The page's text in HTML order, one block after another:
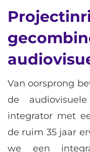
Van oorsprong
de
integrator met
de ruim 35 jaar
we een